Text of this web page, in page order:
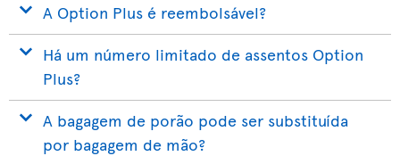
A Option Plus é reembolsável?
Há um número limitado de assentos Option
Plus?
A bagagem de porão pode ser substituída
por bagagem de mão?